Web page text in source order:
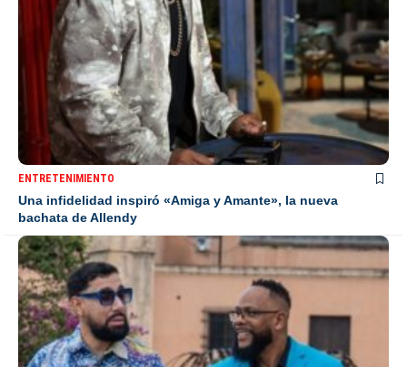
ENTRETENIMIENTO
Una infidelidad inspiró «Amiga y Amante», la nueva
bachata de Allendy